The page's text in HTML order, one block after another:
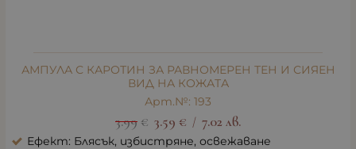
АМПУЛА С КАРОТИН ЗА РАВНОМЕРЕН ТЕН И СИЯЕН
ВИД НА КОЖАТА
Арт.№: 193
3.99 € 3.59 € / 7.02 лв.
Ефект: Блясък, избистряне, освежаване